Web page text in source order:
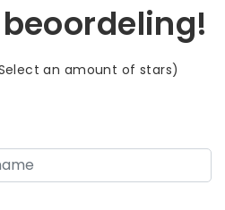
an amount of stars)